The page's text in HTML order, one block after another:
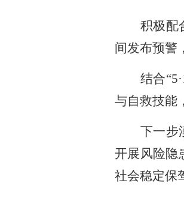
积极配
间发布预警
结合“5·
与自救技能
下一步
开展风险隐
社会稳定保